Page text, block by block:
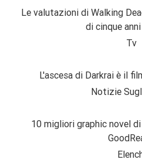
Le valutazioni di Walking
di cinque
Tv
L'ascesa di Darkrai è il
Notizie
10 migliori graphic novel